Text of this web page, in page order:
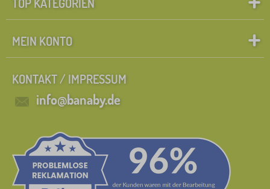
MEIN KONTO
KONTAKT / IMPRESSUM
info@banaby.de